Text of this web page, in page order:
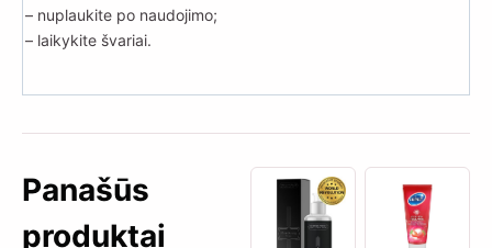
– nuplaukite po naudojimo;
– laikykite švariai.
Panašūs
produktai